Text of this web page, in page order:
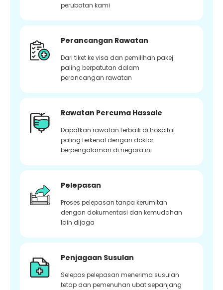
perubatan kami
Perancangan Rawatan
Dari tiket ke visa dan pemilihan pakej
paling berpatutan dalam
perancangan rawatan
Rawatan Percuma Hassale
Dapatkan rawatan terbaik di hospital
paling terkenal dengan doktor
berpengalaman di negara ini
Pelepasan
Proses pelepasan tanpa kerumitan
dengan dokumentasi dan kemudahan
lain dijaga
Penjagaan Susulan
Selepas pelepasan menerima susulan
tetap dan pemenuhan ubat sepanjang